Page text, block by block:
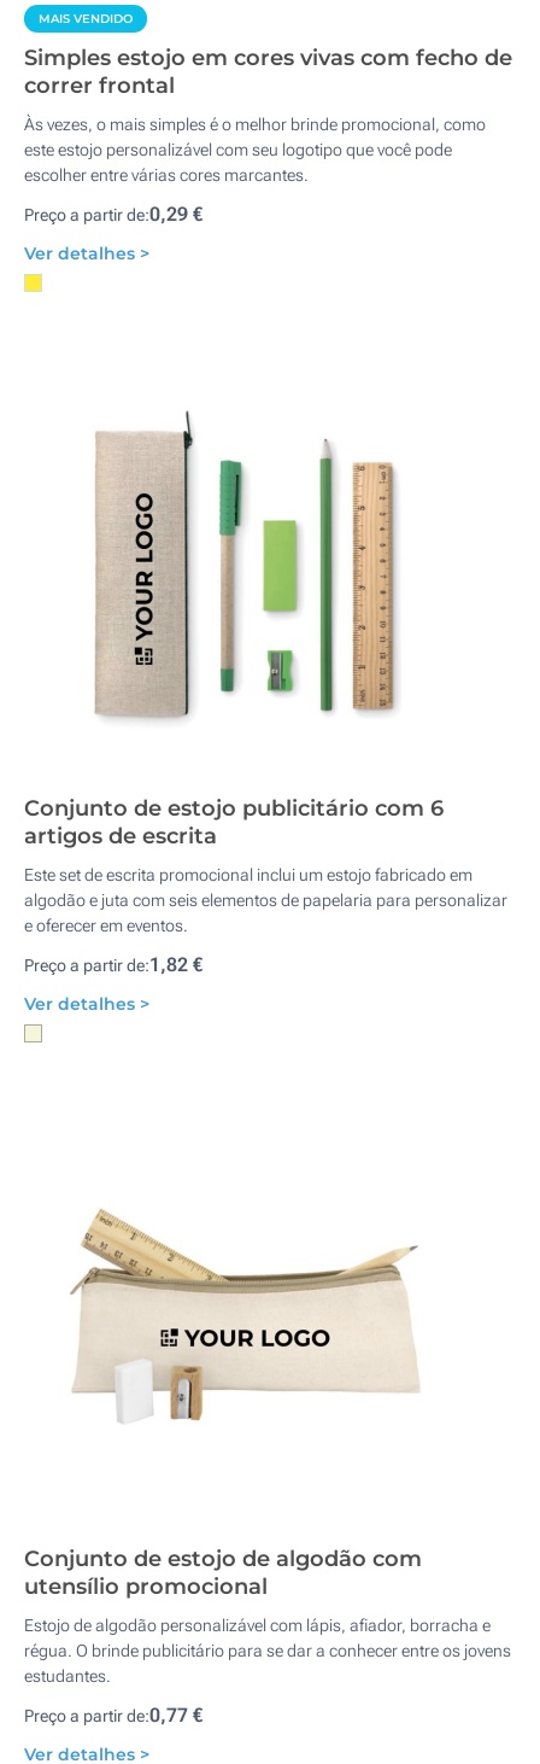
MAIS VENDIDO
Simples estojo em cores vivas com fecho de
correr frontal
Às vezes, o mais simples é o melhor brinde promocional, como
este estojo personalizável com seu logotipo que você pode
escolher entre várias cores marcantes.
Preço a partir de:0,29 €
Ver detalhes >
Conjunto de estojo publicitário com 6
artigos de escrita
Este set de escrita promocional inclui um estojo fabricado em
algodão e juta com seis elementos de papelaria para personalizar
e oferecer em eventos.
Preço a partir de:1,82 €
Ver detalhes >
Conjunto de estojo de algodão com
utensílio promocional
Estojo de algodão personalizável com lápis, afiador, borracha e
régua. O brinde publicitário para se dar a conhecer entre os jovens
estudantes.
Preço a partir de:0,77 €
Ver detalhes >